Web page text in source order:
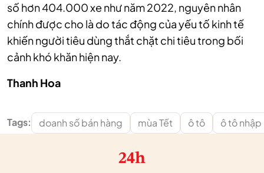
số hơn 404.000 xe như năm 2022, nguyên nhân
chính được cho là do tác động của yếu tố kinh tế
khiến người tiêu dùng thắt chặt chi tiêu trong bối
cảnh khó khăn hiện nay.
Thanh Hoa
Tags: doanh số bán hàng mùa Tết ô tô ô tô nhập
24h